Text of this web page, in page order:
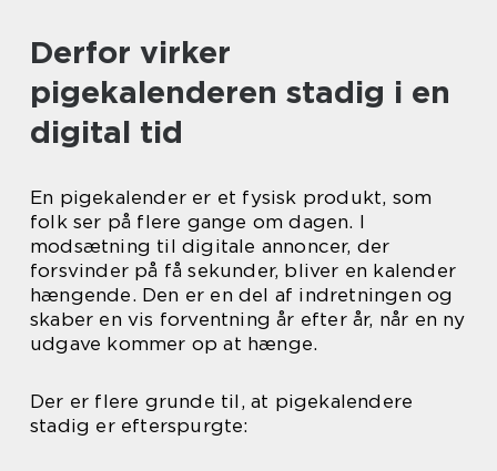
Derfor virker
pigekalenderen stadig i en
digital tid
En pigekalender er et fysisk produkt, som
folk ser på flere gange om dagen. I
modsætning til digitale annoncer, der
forsvinder på få sekunder, bliver en kalender
hængende. Den er en del af indretningen og
skaber en vis forventning år efter år, når en ny
udgave kommer op at hænge.
Der er flere grunde til, at pigekalendere
stadig er efterspurgte: